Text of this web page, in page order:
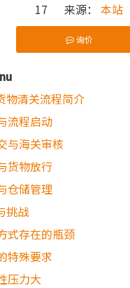
17 来源： 本站
询价
物清关流程简介
流程启动
与海关审核
货物放行
仓储管理
挑战
式存在的瓶颈
特殊要求
压力大